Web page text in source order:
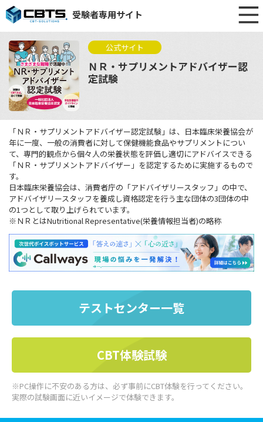
受験者専用サイト
公式サイト
ＮＲ・サプリメントアドバイザー認
定試験
「ＮＲ・サプリメントアドバイザー認定試験」は、日本臨床栄養協会が
年に一度、一般の消費者に対して保健機能食品やサプリメントについ
て、専門的観点から個々人の栄養状態を評価し適切にアドバイスできる
「ＮＲ・サプリメントアドバイザー」を認定するために実施するもので
す。
日本臨床栄養協会は、消費者庁の「アドバイザリースタッフ」の中で、
アドバイザリースタッフを養成し資格認定を行う主な団体の3団体の中
の1つとして取り上げられています。
※ＮＲとはNutritional Representative(栄養情報担当者)の略称
テストセンター一覧
CBT体験試験
※PC操作に不安のある方は、必ず事前にCBT体験を行ってください。
実際の試験画面に近いイメージで体験できます。